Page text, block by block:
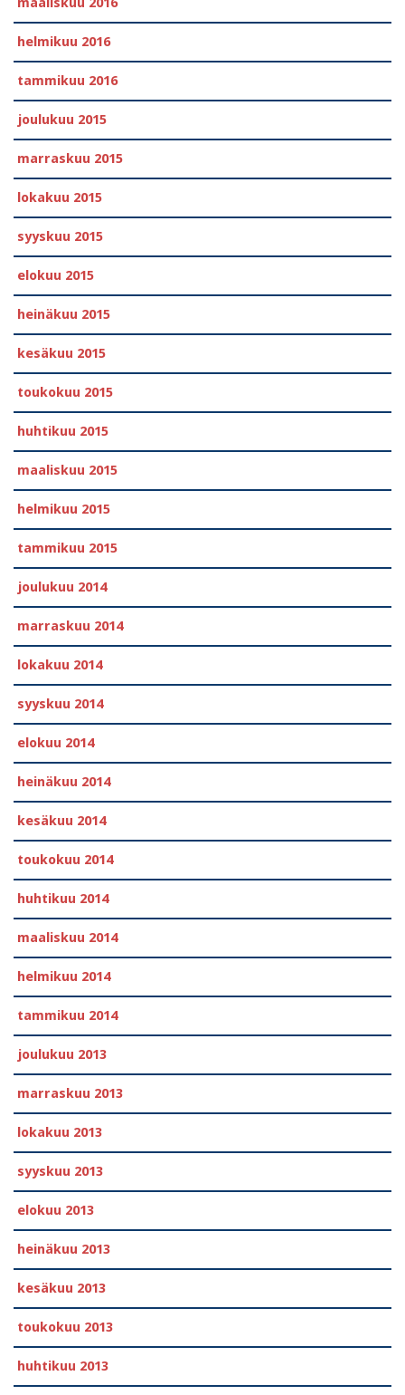
helmikuu 2016
tammikuu 2016
joulukuu 2015
marraskuu 2015
lokakuu 2015
syyskuu 2015
elokuu 2015
heinäkuu 2015
kesäkuu 2015
toukokuu 2015
huhtikuu 2015
maaliskuu 2015
helmikuu 2015
tammikuu 2015
joulukuu 2014
marraskuu 2014
lokakuu 2014
syyskuu 2014
elokuu 2014
heinäkuu 2014
kesäkuu 2014
toukokuu 2014
huhtikuu 2014
maaliskuu 2014
helmikuu 2014
tammikuu 2014
joulukuu 2013
marraskuu 2013
lokakuu 2013
syyskuu 2013
elokuu 2013
heinäkuu 2013
kesäkuu 2013
toukokuu 2013
huhtikuu 2013